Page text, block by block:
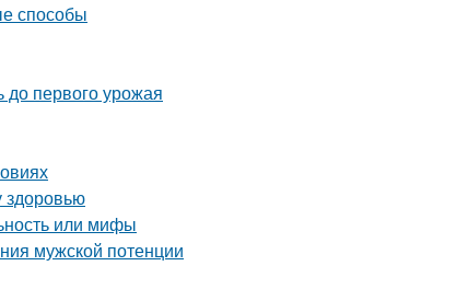
способы
до первого урожая
здоровью
или мифы
мужской потенции